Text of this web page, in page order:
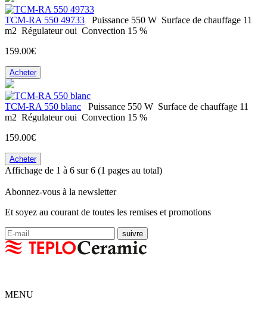
ТСМ-RA 550 49733 Puissance 550 W Surface de chauffage 11
m2 Régulateur oui Convection 15 %
159.00€
Acheter
ТСМ-RA 550 blanc Puissance 550 W Surface de chauffage 11
m2 Régulateur oui Convection 15 %
159.00€
Acheter
Affichage de 1 à 6 sur 6 (1 pages au total)
Abonnez-vous à la newsletter
Et soyez au courant de toutes les remises et promotions
MENU